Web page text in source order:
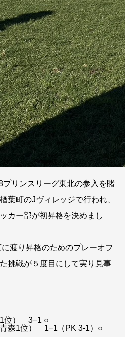
リンスリーグ東北の参入を賭
葉町のJヴィレッジで行われ、
カー部が初昇格を決めまし
渡り昇格のためのプレーオフ
挑戦が５度目にして実り見事
1位） 3−1 ○
森1位） 1−1（PK 3-1）○